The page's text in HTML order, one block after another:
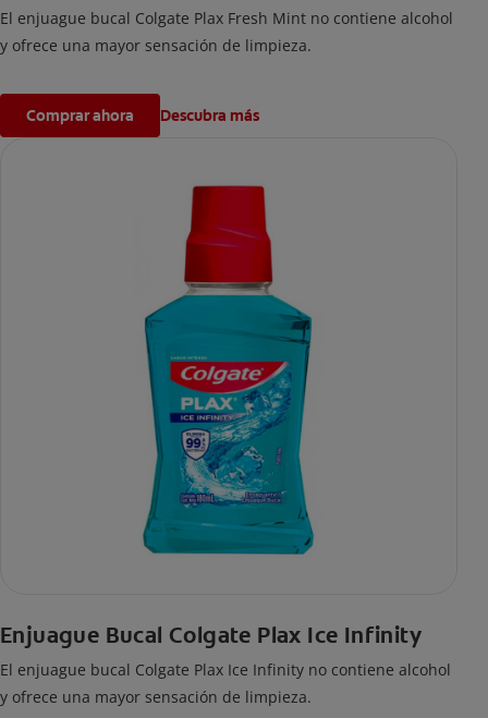
El enjuague bucal Colgate Plax Fresh Mint no contiene alcohol
y ofrece una mayor sensación de limpieza.
Comprar ahora Descubra más
Enjuague Bucal Colgate Plax Ice Infinity
El enjuague bucal Colgate Plax Ice Infinity no contiene alcohol
y ofrece una mayor sensación de limpieza.